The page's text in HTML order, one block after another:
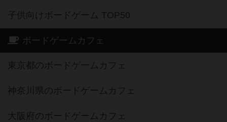
子供向けボードゲーム TOP50
ボードゲームカフェ
東京都のボードゲームカフェ
神奈川県のボードゲームカフェ
大阪府のボードゲームカフェ